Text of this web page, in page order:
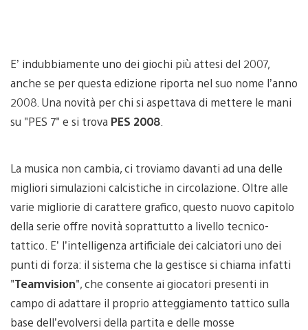
E’ indubbiamente uno dei giochi più attesi del 2007,
anche se per questa edizione riporta nel suo nome l’anno
2008. Una novità per chi si aspettava di mettere le mani
su "PES 7" e si trova PES 2008
La musica non cambia, ci troviamo davanti ad una delle
migliori simulazioni calcistiche in circolazione. Oltre alle
varie migliorie di carattere grafico, questo nuovo capitolo
della serie offre novità soprattutto a livello tecnico-
tattico. E’ l’intelligenza artificiale dei calciatori uno dei
punti di forza: il sistema che la gestisce si chiama infatti
"Teamvision", che consente ai giocatori presenti in
campo di adattare il proprio atteggiamento tattico sulla
base dell’evolversi della partita e delle mosse